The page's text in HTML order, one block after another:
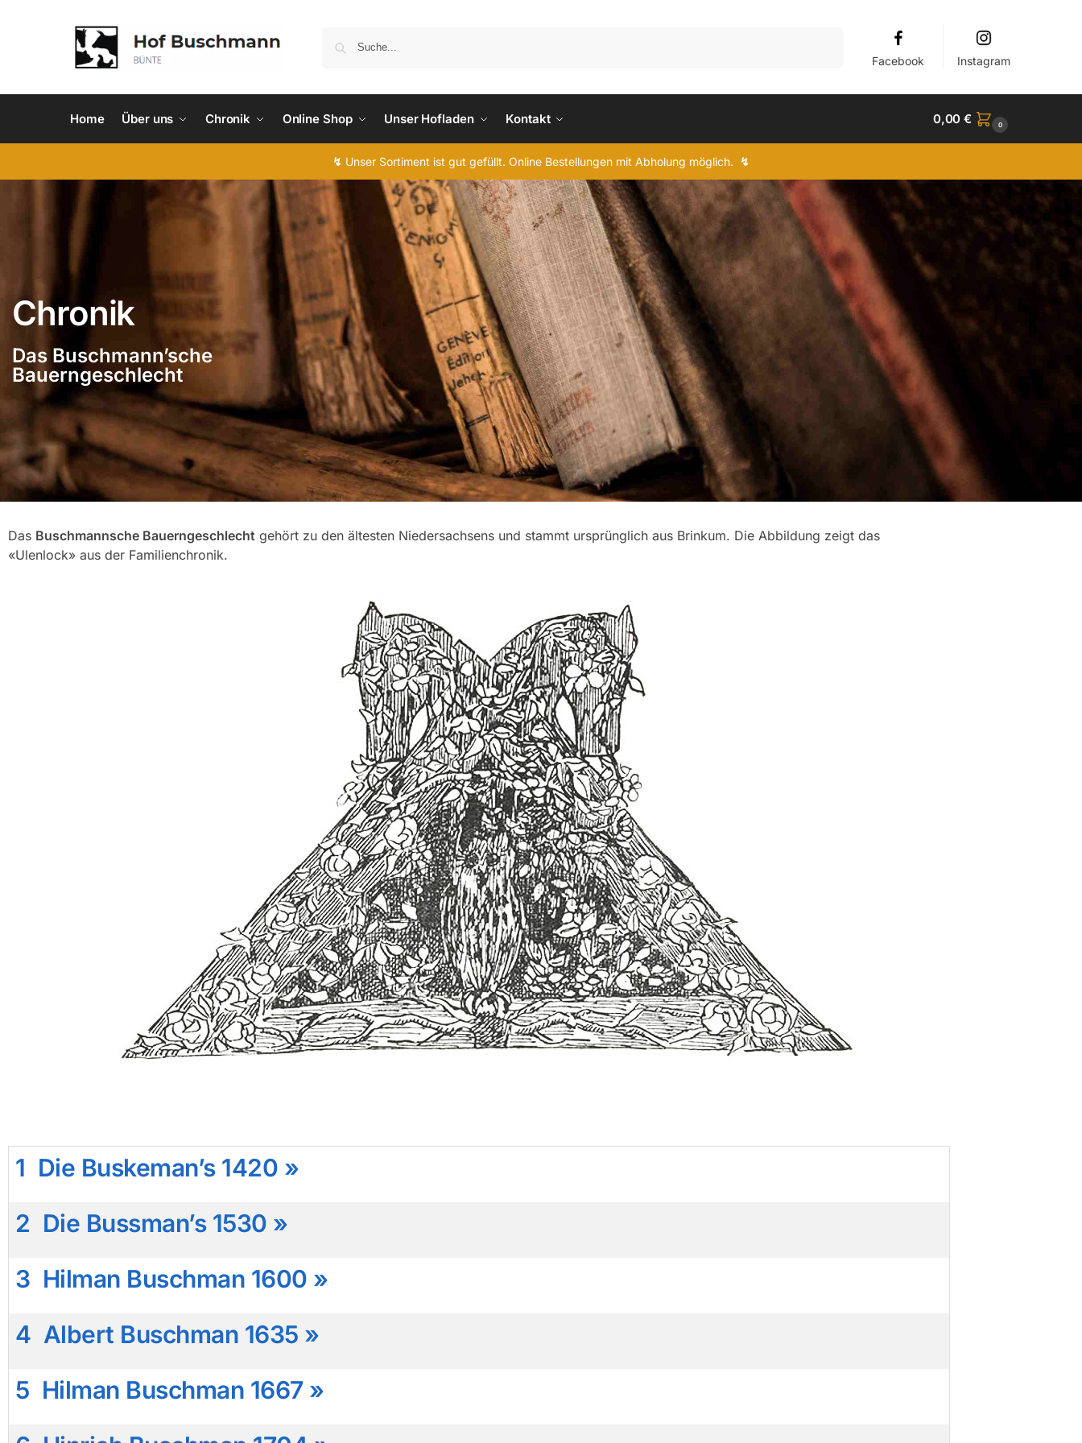
Facebook Instagram
Home Über uns Chronik Online Shop Unser Hofladen Kontakt 0,00€ 0
↯ Unser Sortiment ist gut gefüllt. Online Bestellungen mit Abholung möglich. ↯
Chronik
Das Buschmann’sche
Bauerngeschlecht
Das Buschmannsche Bauerngeschlecht gehört zu den ältesten Niedersachsens und stammt ursprünglich aus Brinkum. Die Abbildung zeigt das
«Ulenlock» aus der Familienchronik.
1 Die Buskeman’s 1420 »
2 Die Bussman’s 1530 »
3 Hilman Buschman 1600 »
4 Albert Buschman 1635 »
5 Hilman Buschman 1667 »